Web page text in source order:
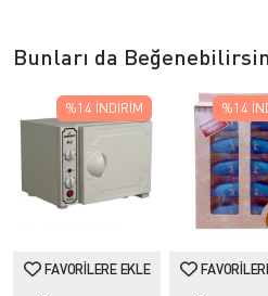
Bunları da
FAVORILERE EKLE
%14 İNDIRIM %14